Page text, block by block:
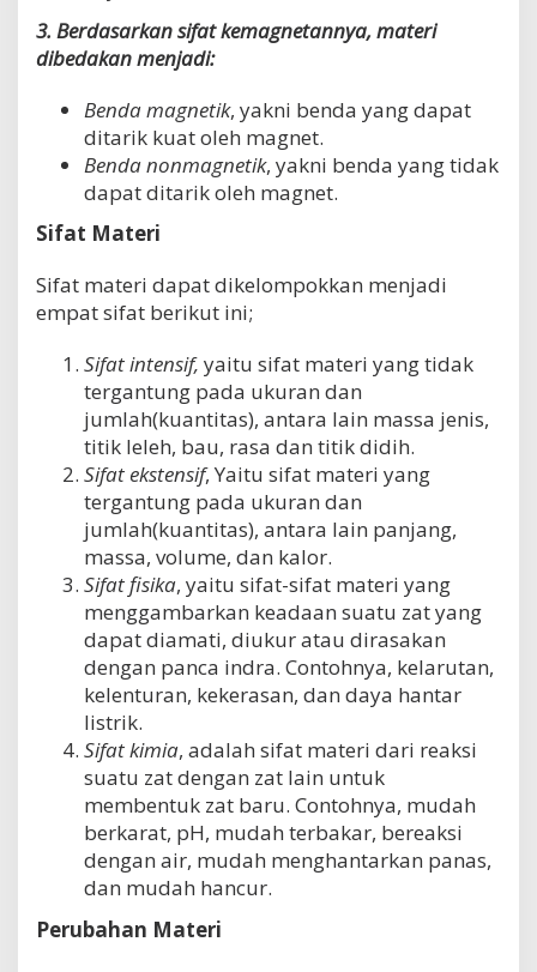
3. Berdasarkan sifat kemagnetannya, materi
dibedakan menjadi:
Benda magnetik, yakni benda yang dapat
ditarik kuat oleh magnet.
Benda nonmagnetik, yakni benda yang tidak
dapat ditarik oleh magnet.
Sifat Materi
Sifat materi dapat dikelompokkan menjadi
empat sifat berikut ini;
Sifat intensif, yaitu sifat materi yang tidak
tergantung pada ukuran dan
jumlah(kuantitas), antara lain massa jenis,
titik leleh, bau, rasa dan titik didih.
Sifat ekstensif, Yaitu sifat materi yang
tergantung pada ukuran dan
jumlah(kuantitas), antara lain panjang,
massa, volume, dan kalor.
Sifat fisika, yaitu sifat-sifat materi yang
menggambarkan keadaan suatu zat yang
dapat diamati, diukur atau dirasakan
dengan panca indra. Contohnya, kelarutan,
kelenturan, kekerasan, dan daya hantar
listrik.
Sifat kimia, adalah sifat materi dari reaksi
suatu zat dengan zat lain untuk
membentuk zat baru. Contohnya, mudah
berkarat, pH, mudah terbakar, bereaksi
dengan air, mudah menghantarkan panas,
dan mudah hancur.
Perubahan Materi